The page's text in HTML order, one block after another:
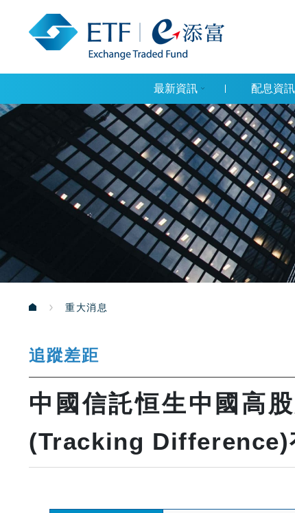
最新資訊 配息資訊
重大消息
追蹤差距
中國信託恒生中國高
(Tracking Difference)